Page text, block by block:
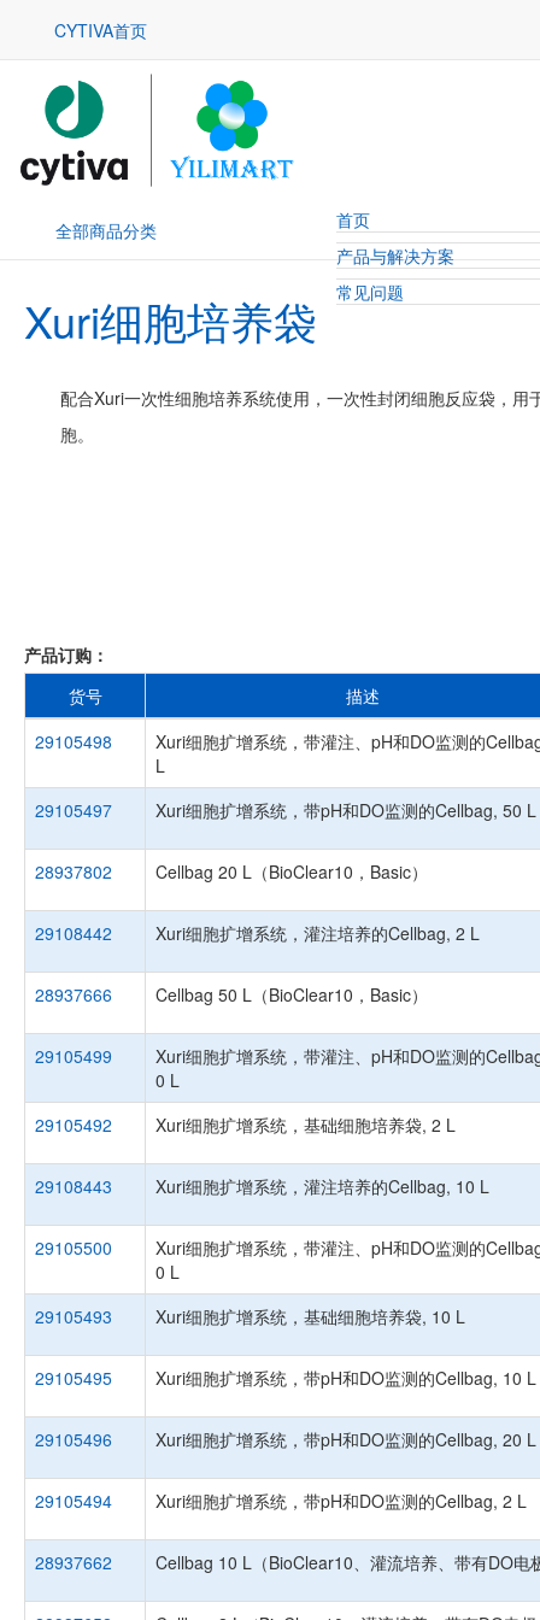
CYTIVA首页
全部商品分类
首页
产品与解决方案
常见问题
Xuri细胞培养袋
配合Xuri一次性细胞培养系统使用，一次性封闭细胞反应袋，用
胞。
产品订购：
货号
描述
29105498
Xuri细胞扩增系统，带灌注、pH和DO监测的
L
29105497
Xuri细胞扩增系统，带pH和DO监测的Cellbag, 50 L
28937802 Cellbag 20 L（BioClear10，Basic）
29108442 Xuri细胞扩增系统，灌注培养的Cellbag, 2 L
28937666 Cellbag 50 L（BioClear10，Basic）
29105499
Xuri细胞扩增系统，带灌注、pH和DO监测的
0 L
29105492
Xuri细胞扩增系统，基础细胞培养袋, 2 L
29108443 Xuri细胞扩增系统，灌注培养的Cellbag, 10 L
29105500
Xuri细胞扩增系统，带灌注、pH和DO监测的
0 L
29105493
Xuri细胞扩增系统，基础细胞培养袋, 10 L
29105495 Xuri细胞扩增系统，带pH和DO监测的Cellbag, 10 L
29105496 Xuri细胞扩增系统，带pH和DO监测的Cellbag, 20 L
29105494 Xuri细胞扩增系统，带pH和DO监测的Cellbag, 2 L
28937662 Cellbag 10 L（BioClear10、灌流培养、带有DO电